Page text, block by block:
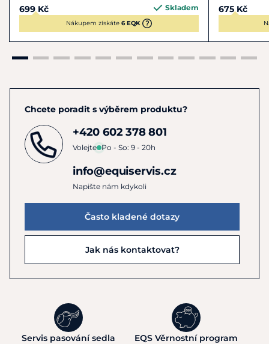
699 Kč Skladem
Nákupem získáte 6 EQK
675 Kč
Chcete poradit s výběrem produktu?
+420 602 378 801
Volejte Po - So: 9 - 20h
info@equiservis.cz
Napište nám kdykoli
Často kladené dotazy
Jak nás kontaktovat?
Servis pasování sedla EQS Věrnostní program